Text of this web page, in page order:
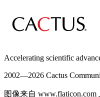
Accelerating scientific
2002—2026 Cactus
图像来自